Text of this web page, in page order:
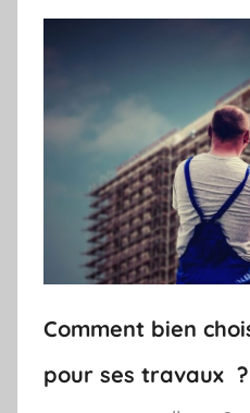
Comment bien
pour ses travaux ?